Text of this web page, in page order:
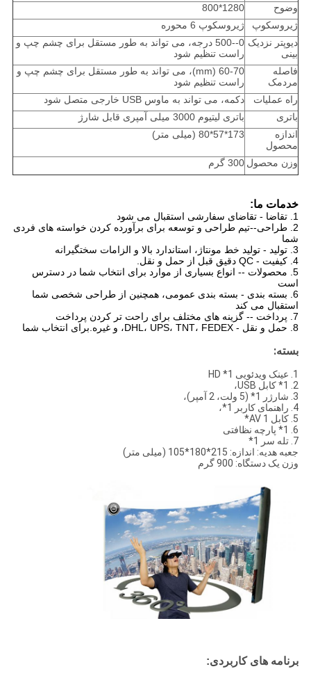
وضوح
1280*800
ژیروسکوپ
ژیروسکوپ 6 محوره
دیوپتر نزدیک
بینی
0--500 درجه، می تواند به طور مستقل برای چشم چپ و
راست تنظیم شود
فاصله
مردمک
60-70 (mm)، می تواند به طور مستقل برای چشم چپ و
راست تنظیم شود
راه عملیات
دکمه، می تواند به ماوس USB خارجی متصل شود
باتری
باتری لیتیوم 3000 میلی آمپری قابل شارژ
اندازه
محصول
173*57*80 (میلی متر)
وزن محصول 300 گرم
خدمات ما:
1. تقاضا - تقاضای سفارشی استقبال می شود
2. طراحی--تیم طراحی و توسعه برای برآورده کردن خواسته های فردی
شما
3. تولید - تولید خط مونتاژ، استاندارد بالا و الزامات سختگیرانه
4. کیفیت - QC دقیق قبل از حمل و نقل.
5. محصولات -- انواع بسیاری از موارد برای انتخاب شما در دسترس
است
6. بسته بندی - بسته بندی عمومی، همچنین از طراحی شخصی شما
استقبال می کند
7. پرداخت -- گزینه های مختلف برای راحت تر کردن پرداخت
8. حمل و نقل - DHL، UPS، TNT، FEDEX، و غیره.برای انتخاب شما
بسته:
1. عینک ویدئویی 1* HD
2. 1* کابل USB،
3. شارژر 1* (5 ولت، 2 آمپر)،
4. راهنمای کاربر 1*،
5. کابل AV 1*
6. 1* پارچه نظافتی
7. تله سر 1*
جعبه هدیه: اندازه: 215*180*105 (میلی متر)
وزن یک دستگاه: 900 گرم
برنامه های کاربردی: